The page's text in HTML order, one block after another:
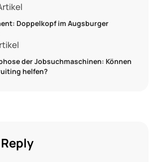
Doppelkopf im Augsburger
der Jobsuchmaschinen: Können
helfen?